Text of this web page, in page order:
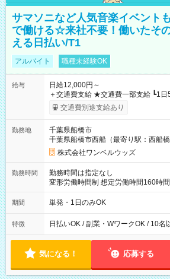
サマソニなど人気音楽イベント
で働ける☆来社不要！働いたそ
える日払い/T1
アルバイト 職種未経験OK
給与
日給12,000円～
＋交通費支給 ★交通費一部支給 ┗1日500円を超えた分は全額支
給！ ※往復500円以内の方は自己負担となりま
（規定あり） ┗働いたその日に現金
なし
交通費別途支給あり
勤務地
千葉県船橋市
千葉県船橋市西船（最寄り駅：西船橋
株式会社ワンベルウッズ
勤務時間
勤務時間は指定なし
変形労働時間制 想定労働時間160時間/月 【シフト例】 12
～22：00
期間 単発・1日のみOK
特徴 日払いOK / 副業・WワークOK / 10名
気になる！ 応募する